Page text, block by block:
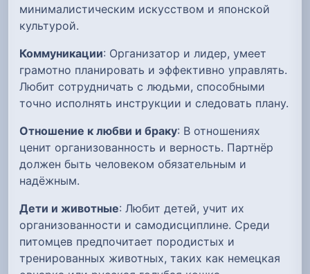
минималистическим искусством и японской
культурой.
Коммуникации: Организатор и лидер, умеет
грамотно планировать и эффективно управлять.
Любит сотрудничать с людьми, способными
точно исполнять инструкции и следовать плану.
Отношение к любви и браку: В отношениях
ценит организованность и верность. Партнёр
должен быть человеком обязательным и
надёжным.
Дети и животные: Любит детей, учит их
организованности и самодисциплине. Среди
питомцев предпочитает породистых и
тренированных животных, таких как немецкая